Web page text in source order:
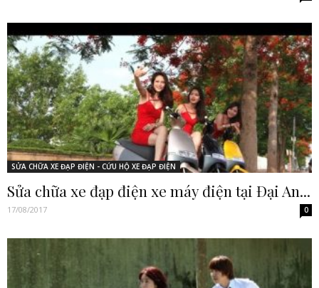
SỬA CHỮA XE ĐẠP ĐIỆN - CỨU HỘ XE ĐẠP ĐIỆN
Sửa chữa xe đạp điện xe máy điện tại Đại An...
17/08/2017 0